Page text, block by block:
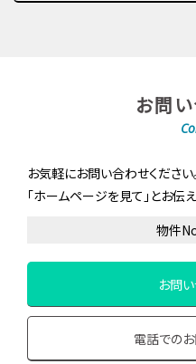
お問
お気軽にお問い合わせください
「ホームページを見て」とお伝
物件
お問
電話での